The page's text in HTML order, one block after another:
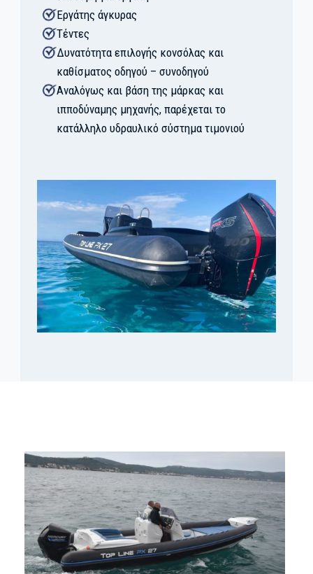
Εργάτης άγκυρας
Τέντες
Δυνατότητα επιλογής κονσόλας και
καθίσματος οδηγού – συνοδηγού
Αναλόγως και βάση της μάρκας και
ιπποδύναμης μηχανής, παρέχεται το
κατάλληλο υδραυλικό σύστημα τιμονιού